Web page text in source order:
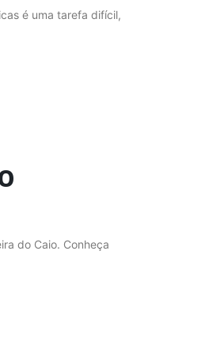
é uma tarefa difícil,
do Caio. Conheça